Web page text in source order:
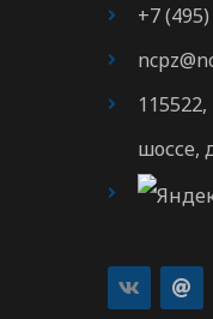
+7
шоссе,